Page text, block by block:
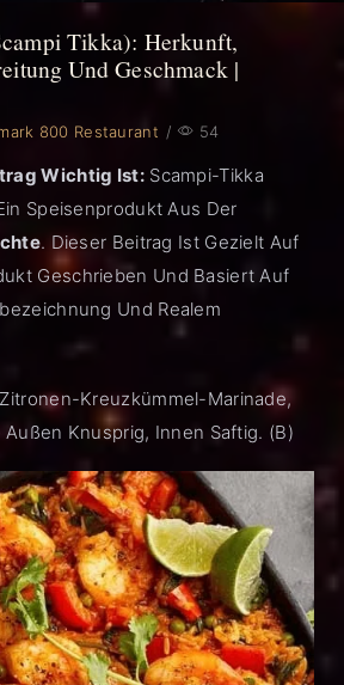
Tikka): Herkunft,
Und Geschmack |
800 Restaurant / 54
Wichtig Ist:Scampi-Tikka
Speisenprodukt Aus Der
. Dieser Beitrag Ist Gezielt Auf
Geschrieben Und Basiert Auf
Und Realem
Kreuzkümmel-Marinade,
Außen Knusprig, Innen Saftig. (B)